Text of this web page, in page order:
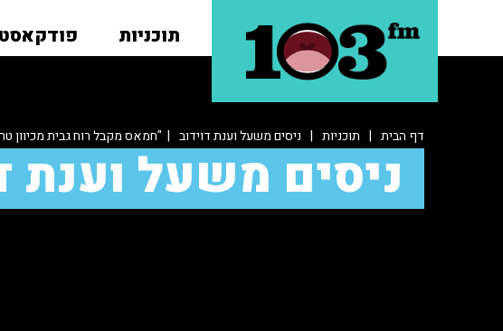
תוכניות
דף הבית | תוכניות | ניסים משעל וענת דוידוב | "חמאס מקבל רוח גבית מכיוון
ניסים משעל וענת